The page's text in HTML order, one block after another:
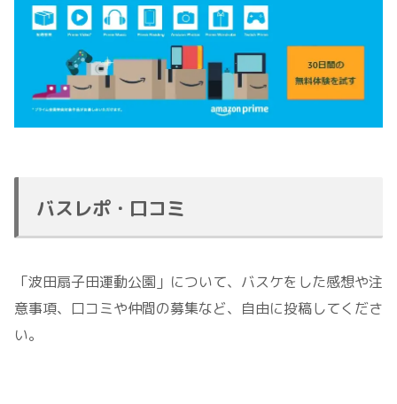
バスレポ・口コミ
「波田扇子田運動公園」について、バスケをした感想や注
意事項、口コミや仲間の募集など、自由に投稿してくださ
い。